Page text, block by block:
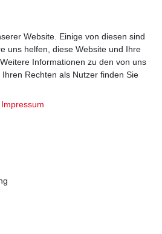
Website. Einige von diesen sind
uns helfen, diese Website und Ihre
Informationen zu den von uns
Rechten als Nutzer finden Sie
Impressum